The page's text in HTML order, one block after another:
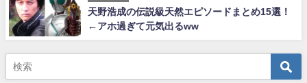
天野浩成の伝説級天然エピソードまとめ15選！
←アホ過ぎて元気出るww